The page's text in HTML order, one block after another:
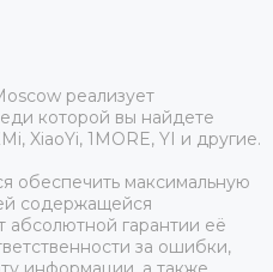
реализует
которой вы найдете
XiaoYi, 1MORE, YI и другие.
обеспечить максимальную
содержащейся
гарантии её
за ошибки,